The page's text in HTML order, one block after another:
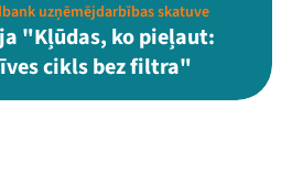
uzņēmējdarbības skatuve
"Kļūdas, ko pieļaut:
cikls bez filtra"